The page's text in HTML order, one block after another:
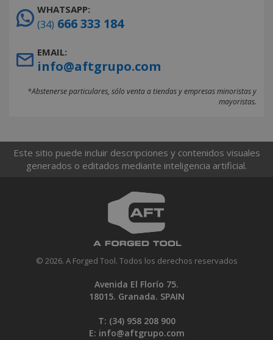
WHATSAPP:
(34) 666 333 184
EMAIL:
info@aftgrupo.com
*Abstenerse particulares, sólo venta a tiendas y empresas minoristas y
mayoristas.
Este sitio puede incluir descripciones y contenidos visuales
generados o editados mediante inteligencia artificial.
© 2026. A Forged Tool. Todos los derechos reservados
Avenida El Florío 75.
18015. Granada. SPAIN
T: (34) 958 208 900
E: info@aftgrupo.com